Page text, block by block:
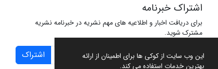
این وب سایت از کوکی ها برای اطمینان از ارائه
بهترین خدمات استفاده می کند.
اشتراک خبرنامه
برای دریافت اخبار و اطلاعیه های مهم نشریه در خبرنامه نشریه
مشترک شوید.
اشتراک